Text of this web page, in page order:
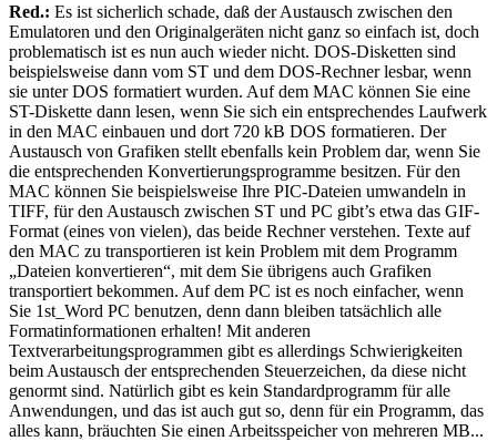
Red.: Es ist sicherlich schade, daß der Austausch zwischen den
Emulatoren und den Originalgeräten nicht ganz so einfach ist, doch
problematisch ist es nun auch wieder nicht. DOS-Disketten sind
beispielsweise dann vom ST und dem DOS-Rechner lesbar, wenn
sie unter DOS formatiert wurden. Auf dem MAC können Sie eine
ST-Diskette dann lesen, wenn Sie sich ein entsprechendes Laufwerk
in den MAC einbauen und dort 720 kB DOS formatieren. Der
Austausch von Grafiken stellt ebenfalls kein Problem dar, wenn Sie
die entsprechenden Konvertierungsprogramme besitzen. Für den
MAC können Sie beispielsweise Ihre PIC-Dateien umwandeln in
TIFF, für den Austausch zwischen ST und PC gibt’s etwa das GIF-
Format (eines von vielen), das beide Rechner verstehen. Texte auf
den MAC zu transportieren ist kein Problem mit dem Programm
„Dateien konvertieren“, mit dem Sie übrigens auch Grafiken
transportiert bekommen. Auf dem PC ist es noch einfacher, wenn
Sie 1st_Word PC benutzen, denn dann bleiben tatsächlich alle
Formatinformationen erhalten! Mit anderen
Textverarbeitungsprogrammen gibt es allerdings Schwierigkeiten
beim Austausch der entsprechenden Steuerzeichen, da diese nicht
genormt sind. Natürlich gibt es kein Standardprogramm für alle
Anwendungen, und das ist auch gut so, denn für ein Programm, das
alles kann, bräuchten Sie einen Arbeitsspeicher von mehreren MB...